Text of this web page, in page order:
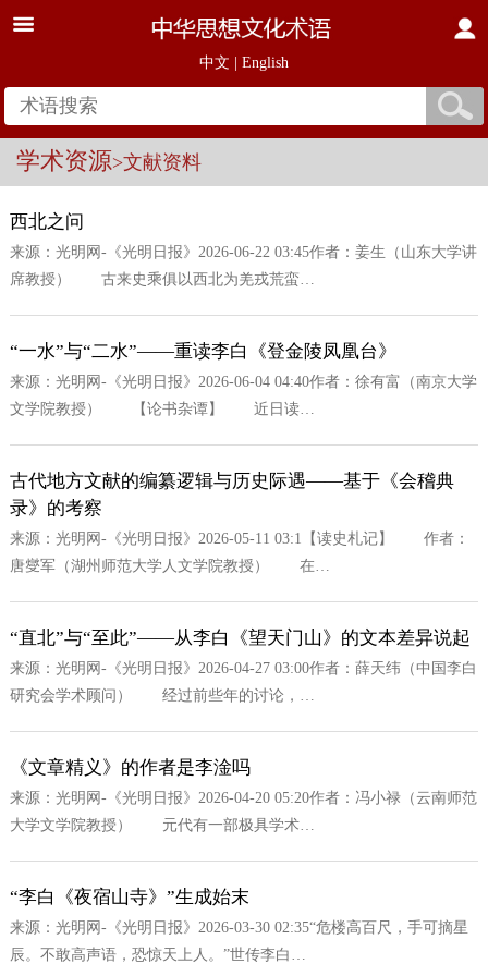
中文 English
学术资源>文献资料
西北之问
来源：光明网-《光明日报》2026-06-22 03:45作者：姜生（山东大学讲
席教授） 古来史乘俱以西北为羌戎荒蛮…
“一水”与“二水”——重读李白《登金陵凤凰台》
来源：光明网-《光明日报》2026-06-04 04:40作者：徐有富（南京大学
文学院教授） 【论书杂谭】 近日读…
古代地方文献的编纂逻辑与历史际遇——基于《会稽典
录》的考察
来源：光明网-《光明日报》2026-05-11 03:1【读史札记】 作者：
唐燮军（湖州师范大学人文学院教授） 在…
“直北”与“至此”——从李白《望天门山》的文本差异说起
来源：光明网-《光明日报》2026-04-27 03:00作者：薛天纬（中国李白
研究会学术顾问） 经过前些年的讨论，…
《文章精义》的作者是李淦吗
来源：光明网-《光明日报》2026-04-20 05:20作者：冯小禄（云南师范
大学文学院教授） 元代有一部极具学术…
“李白《夜宿山寺》”生成始末
来源：光明网-《光明日报》2026-03-30 02:35“危楼高百尺，手可摘星
辰。不敢高声语，恐惊天上人。”世传李白…